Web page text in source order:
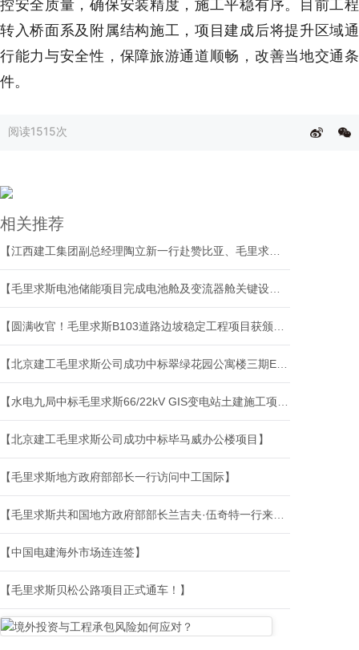
控安全质量，确保安装精度，施工平稳有序。目前工程
转入桥面系及附属结构施工，项目建成后将提升区域通
行能力与安全性，保障旅游通道顺畅，改善当地交通条
件。
阅读1515次
相关推荐
【江西建工集团副总经理陶立新一行赴赞比亚、毛里求斯、新加坡开展系列工作调研】
【毛里求斯电池储能项目完成电池舱及变流器舱关键设备吊装】
【圆满收官！毛里求斯B103道路边坡稳定工程项目获颁履约证书】
【北京建工毛里求斯公司成功中标翠绿花园公寓楼三期E楼项目】
【水电九局中标毛里求斯66/22kV GIS变电站土建施工项目】
【北京建工毛里求斯公司成功中标毕马威办公楼项目】
【毛里求斯地方政府部部长一行访问中工国际】
【毛里求斯共和国地方政府部部长兰吉夫·伍奇特一行来访江西建工】
【中国电建海外市场连连签】
【毛里求斯贝松公路项目正式通车！】